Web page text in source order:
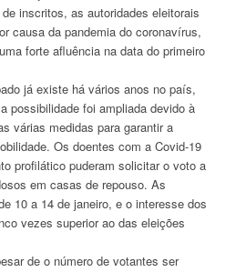
inscritos, as autoridades eleitorais
causa da pandemia do coronavírus,
forte afluência na data do primeiro
já existe há vários anos no país,
possibilidade foi ampliada devido à
várias medidas para garantir a
Os doentes com a Covid-19
profilático puderam solicitar o voto a
em casas de repouso. As
10 a 14 de janeiro, e o interesse dos
vezes superior ao das eleições
de o número de votantes ser